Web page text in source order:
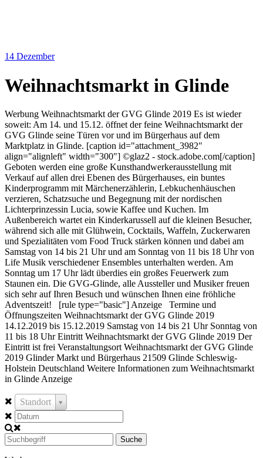
14 Dezember
Weihnachtsmarkt in Glinde
Werbung Weihnachtsmarkt der GVG Glinde 2019 Es ist wieder
soweit: Am 14. und 15.12. öffnet der feine Weihnachtsmarkt der
GVG Glinde seine Türen vor und im Bürgerhaus auf dem
Marktplatz in Glinde. [caption id="attachment_3982"
align="alignleft" width="300"] ©glaz2 - stock.adobe.com[/caption]
Geboten werden eine große Kunsthandwerkerausstellung mit
Verkauf auf allen drei Ebenen des Bürgerhauses, ein buntes
Kinderprogramm mit Märchenerzählerin, Lebkuchenhäuschen
verzieren, Schatzsuche und Begegnung mit der nordischen
Lichterprinzessin Lucia, sowie Kaffee und Kuchen. Im
Außenbereich wartet ein Kinderkarussell auf die kleinen Besucher,
während sich alle mit Glühwein, Cocktails, Waffeln, Zuckerwaren
und Spezialitäten vom Food Truck stärken können und dabei am
Samstag von 14 bis 21 Uhr und am Sonntag von 11 bis 18 Uhr von
Life Musik verschiedener Ensembles unterhalten werden. Am
Sonntag um 17 Uhr lädt überdies ein großes Feuerwerk zum
Staunen ein. Die GVG-Glinde, alle Aussteller und Musiker freuen
sich sehr auf Ihren Besuch und wünschen Ihnen eine fröhliche
Adventszeit! [rule type="basic"] Anzeige Termine und
Öffnungszeiten Weihnachtsmarkt der GVG Glinde 2019
14.12.2019 bis 15.12.2019 Samstag von 14 bis 21 Uhr Sonntag von
11 bis 18 Uhr Eintritt Weihnachtsmarkt der GVG Glinde 2019 Der
Eintritt ist frei Veranstaltungsort Weihnachtsmarkt der GVG Glinde
2019 Glinder Markt und Bürgerhaus 21509 Glinde Schleswig-
Holstein Deutschland Weitere Informationen zum Weihnachtsmarkt
in Glinde Anzeige
Standort
Suche